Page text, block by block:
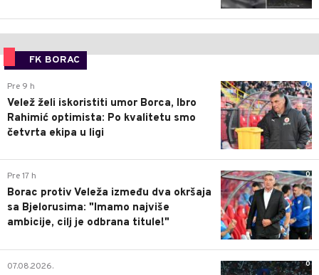
FK BORAC
0
Pre 9 h
Velež želi iskoristiti umor Borca, Ibro
Rahimić optimista: Po kvalitetu smo
četvrta ekipa u ligi
0
Pre 17 h
Borac protiv Veleža između dva okršaja
sa Bjelorusima: "Imamo najviše
ambicije, cilj je odbrana titule!"
0
07.08.2026.